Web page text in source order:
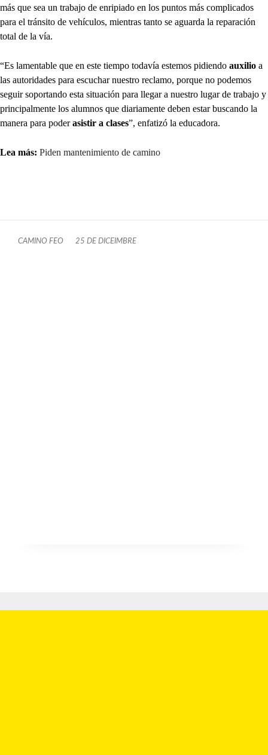
más que sea un trabajo de enripiado en los puntos más complicados
para el tránsito de vehículos, mientras tanto se aguarda la reparación
total de la vía.
“Es lamentable que en este tiempo todavía estemos pidiendo auxilio a
las autoridades para escuchar nuestro reclamo, porque no podemos
seguir soportando esta situación para llegar a nuestro lugar de trabajo y
principalmente los alumnos que diariamente deben estar buscando la
manera para poderasistir a clases”, enfatizó la educadora.
Lea más: Piden mantenimiento de camino
CAMINO FEO 25 DE DICEIMBRE